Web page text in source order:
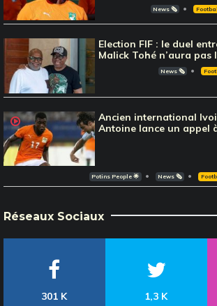
News 🗞️
Election FIF : le duel
Malick Tohé n’aura pas
News 🗞️
Ancien international
Antoine lance un appel
Potins People 🌟 News 🗞️
Réseaux Sociaux
301 K
1,3 K